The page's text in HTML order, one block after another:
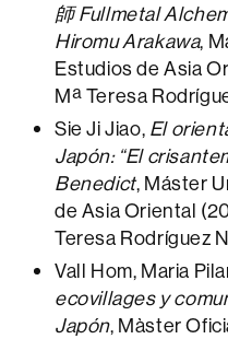
師Fullmetal
Hiromu Arakawa,
Estudios de Asia
Mª Teresa
Sie Ji Jiao, El
Japón: “El
Benedict, Máster
de Asia Oriental
Teresa Rodríguez
Vall Hom, Maria
ecovillages y
Japón, Màster